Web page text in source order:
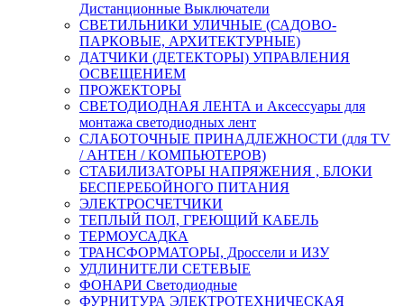
Дистанционные Выключатели
СВЕТИЛЬНИКИ УЛИЧНЫЕ (САДОВО-
ПАРКОВЫЕ, АРХИТЕКТУРНЫЕ)
ДАТЧИКИ (ДЕТЕКТОРЫ) УПРАВЛЕНИЯ
ОСВЕЩЕНИЕМ
ПРОЖЕКТОРЫ
СВЕТОДИОДНАЯ ЛЕНТА и Аксессуары для
монтажа светодиодных лент
СЛАБОТОЧНЫЕ ПРИНАДЛЕЖНОСТИ (для TV
/ АНТЕН / КОМПЬЮТЕРОВ)
СТАБИЛИЗАТОРЫ НАПРЯЖЕНИЯ , БЛОКИ
БЕСПЕРЕБОЙНОГО ПИТАНИЯ
ЭЛЕКТРОСЧЕТЧИКИ
ТЕПЛЫЙ ПОЛ, ГРЕЮЩИЙ КАБЕЛЬ
ТЕРМОУСАДКА
ТРАНСФОРМАТОРЫ, Дроссели и ИЗУ
УДЛИНИТЕЛИ СЕТЕВЫЕ
ФОНАРИ Светодиодные
ФУРНИТУРА ЭЛЕКТРОТЕХНИЧЕСКАЯ